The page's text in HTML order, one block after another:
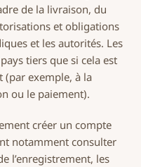
de la livraison, du
et obligations
et les autorités. Les
tiers que si cela est
(par exemple, à la
ou le paiement).
créer un compte
notamment consulter
l’enregistrement, les